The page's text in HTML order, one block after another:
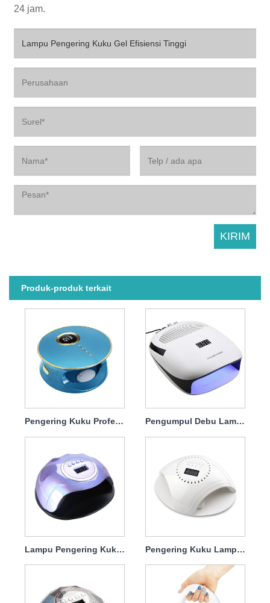
24 jam.
Produk-produk terkait
Pengering Kuku Profesional Lampu UV 168w
Lampu Pengering Kuku Gel Greenlife 120w